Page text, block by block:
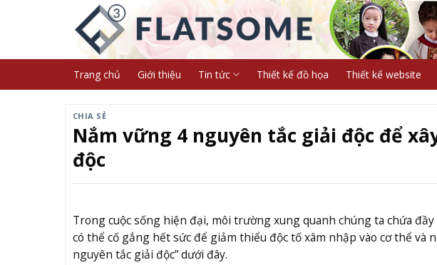
Trang chủ Giới thiệu Tin tức Thiết kế đồ họa Thiết kế website
CHIA SẺ
Nắm vững 4 nguyên tắc giải độc để
độc
Trong cuộc sống hiện đại, môi trường xung quanh chúng ta chứa
có thể cố gắng hết sức để giảm thiểu độc tố xâm nhập vào cơ thể và
nguyên tắc giải độc” dưới đây.